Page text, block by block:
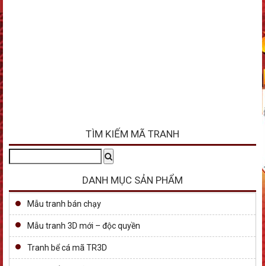
TÌM KIẾM MÃ TRANH
DANH MỤC SẢN PHẨM
Mẫu tranh bán chạy
Mẫu tranh 3D mới – độc quyền
Tranh bể cá mã TR3D